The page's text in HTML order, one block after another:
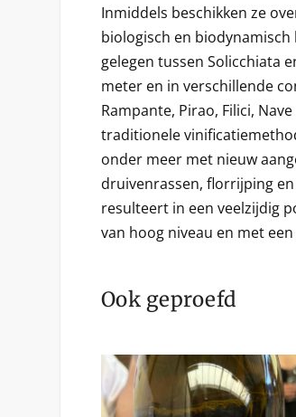
Inmiddels beschikken ze
biologisch en
gelegen tussen Solicchiata
meter en in verschillende
Rampante, Pirao, Filici,
traditionele
onder meer met nieuw
druivenrassen, florrijping
resulteert in een veelzijdig
van hoog niveau en met
Ook geproefd